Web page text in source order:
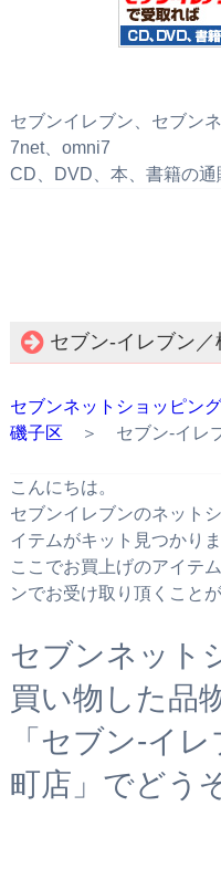
セブンイレブン、セブン
7net、omni7
CD、DVD、本、書籍の通
セブン‐イレブン
セブンネットショッピング
磯子区 ＞ セブン‐イレ
こんにちは。
セブンイレブンのネット
イテムがキット見つかりま
ここでお買上げのアイテ
ンでお受け取り頂くことが
セブンネット
買い物した品
「セブン‐イ
町店」でどう